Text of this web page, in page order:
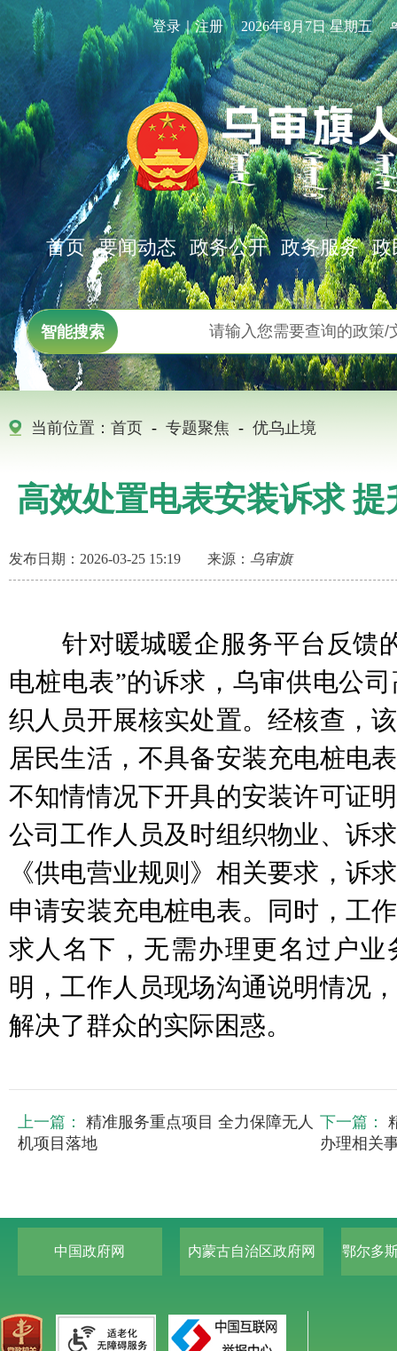
登录｜注册 2026年8月7日 星期五
首页 要闻动态 政务公开 政务服务 政
智能搜索
当前位置： 首页 - 专题聚焦 - 优乌止境
高效处置电表安装诉求
发布日期：2026-03-25 15:19 来源： 乌审旗
针对暖城暖企服务平台反馈
电桩电表”的诉求，乌审供电公
织人员开展核实处置。经核查，
居民生活，不具备安装充电桩电
不知情情况下开具的安装许可证
公司工作人员及时组织物业、诉
《供电营业规则》相关要求，诉
申请安装充电桩电表。同时，工
求人名下，无需办理更名过户
明，工作人员现场沟通说明情况
解决了群众的实际困惑。
上一篇：
精准服务重点项目 全力保障无人
机项目落地
下一篇：
办理相关
中国政府网 内蒙古自治区政府网 鄂尔多